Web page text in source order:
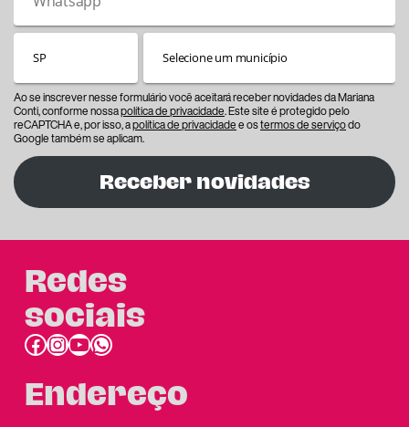
Ao se inscrever nesse formulário você aceitará receber novidades da Mariana
Conti, conforme nossapolítica de privacidade. Este site é protegido pelo
reCAPTCHA e, por isso, apolítica de privacidadee ostermos de serviçodo
Google também se aplicam.
Receber novidades
Redes
sociais
Facebook InstagramYoutube link do whatsapp
Endereço